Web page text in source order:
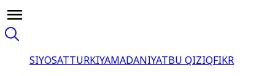
SIYOSATTURKIYAMADANIYATBU QIZIQFIKR